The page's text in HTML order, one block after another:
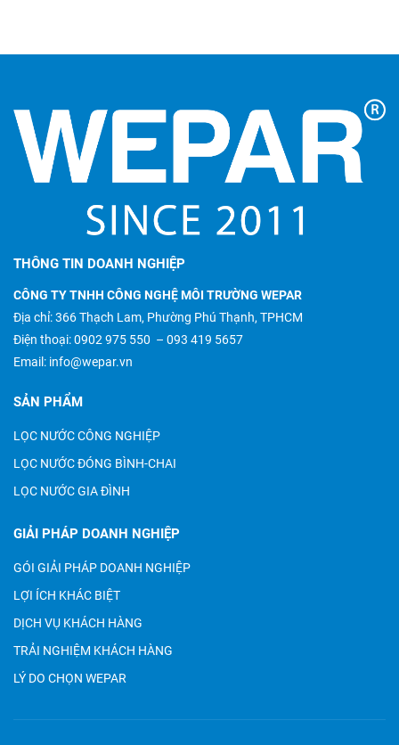
THÔNG TIN DOANH NGHIỆP
CÔNG TY TNHH CÔNG NGHỆ MÔI TRƯỜNG WEPAR
Địa chỉ: 366 Thạch Lam, Phường Phú Thạnh, TPHCM
Điện thoại:0902 975 550 – 093 419 5657
Email: info@wepar.vn
SẢN PHẨM
LỌC NƯỚC CÔNG NGHIỆP
LỌC NƯỚC ĐÓNG BÌNH-CHAI
LỌC NƯỚC GIA ĐÌNH
GIẢI PHÁP DOANH NGHIỆP
GÓI GIẢI PHÁP DOANH NGHIỆP
LỢI ÍCH KHÁC BIỆT
DỊCH VỤ KHÁCH HÀNG
TRẢI NGHIỆM KHÁCH HÀNG
LÝ DO CHỌN WEPAR